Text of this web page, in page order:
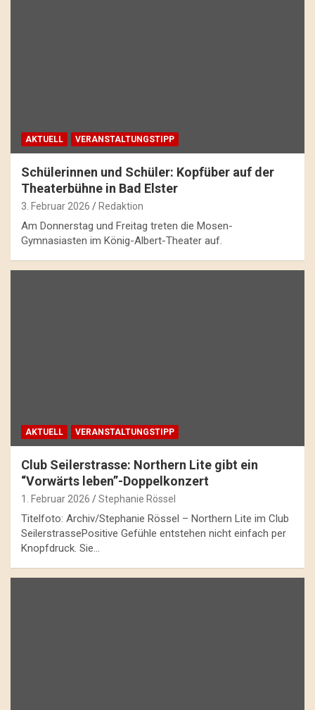
AKTUELL VERANSTALTUNGSTIPP
Schülerinnen und Schüler: Kopfüber auf der
Theaterbühne in Bad Elster
3. Februar 2026 Redaktion
Am Donnerstag und Freitag treten die Mosen-
Gymnasiasten im König-Albert-Theater auf.
AKTUELL VERANSTALTUNGSTIPP
Club Seilerstrasse: Northern Lite gibt ein
“Vorwärts leben”-Doppelkonzert
1. Februar 2026 Stephanie Rössel
Titelfoto: Archiv/Stephanie Rössel – Northern Lite im Club
SeilerstrassePositive Gefühle entstehen nicht einfach per
Knopfdruck. Sie…